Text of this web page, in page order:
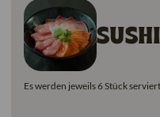
Es werden jeweils 6 Stück